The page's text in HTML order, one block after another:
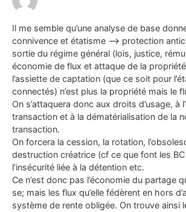
Il me semble qu’une analyse de base
connivence et étatisme —> protection
sortie du régime général (lois, justice,
économie de flux et attaque de la
l’assiette de captation (que ce soit pour
connectés) n’est plus la propriété mais le
On s’attaquera donc aux droits d’usage, à
transaction et à la dématérialisation de la
transaction.
On forcera la cession, la rotation,
destruction créatrice (cf ce que font les
l’insécurité liée à la détention etc.
Ce n’est donc pas l’économie du partage
se; mais les flux qu’elle fédèrent en hors
système de rente obligée. On trouve ainsi